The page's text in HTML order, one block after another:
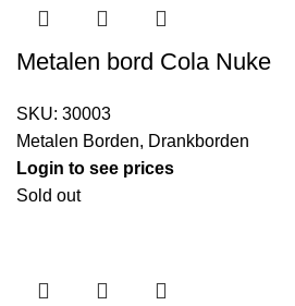
Metalen bord Cola Nuke
SKU: 30003
Metalen Borden, Drankborden
Login to see prices
Sold out